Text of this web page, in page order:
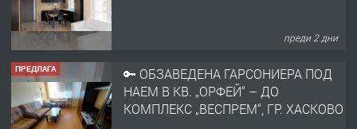
ПРЕДЛАГА
КОМПЛЕКС „ВЕСПРЕМ“, ГР. ХАСКОВО
преди 3 дни
ПРЕДЛАГА
НАПЪЛНО ОБЗАВЕДЕН И